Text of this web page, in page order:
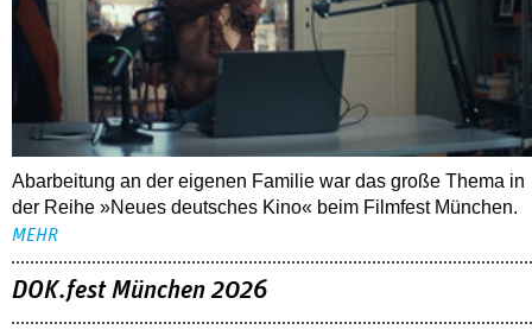
Abarbeitung an der eigenen Familie war das große Thema in
der Reihe »Neues deutsches Kino« beim Filmfest München.
MEHR
DOK.fest München 2026